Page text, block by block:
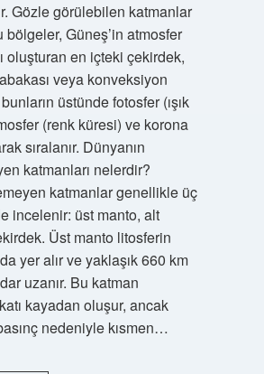
Gözle görülebilen katmanlar
bölgeler, Güneş’in atmosfer
oluşturan en içteki çekirdek,
veya konveksiyon
üstünde fotosfer (ışık
(renk küresi) ve korona
sıralanır. Dünyanın
katmanları nelerdir?
katmanlar genellikle üç
incelenir: üst manto, alt
Üst manto litosferin
yer alır ve yaklaşık 660 km
uzanır. Bu katman
kayadan oluşur, ancak
nedeniyle kısmen…